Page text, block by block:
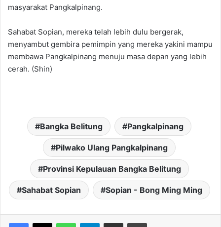
masyarakat Pangkalpinang.
Sahabat Sopian, mereka telah lebih dulu bergerak,
menyambut gembira pemimpin yang mereka yakini mampu
membawa Pangkalpinang menuju masa depan yang lebih
cerah. (Shin)
Bangka Belitung Pangkalpinang
Pilwako Ulang Pangkalpinang
Provinsi Kepulauan Bangka Belitung
Sahabat Sopian Sopian - Bong Ming Ming
WhatsAppTelegramShare via Email Print